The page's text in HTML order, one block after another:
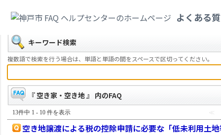
よくある
戻る
キーワード検索
複数語で検索を行う場合は、単語と単語の間をスペースで区切ってください。
『 空き家・空き地 』 内のFAQ
13件中 1 - 10 件を表示 ≪
空き地譲渡による税の控除申請に必要な「低未利用土